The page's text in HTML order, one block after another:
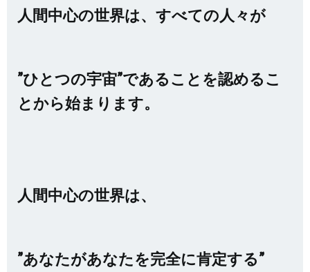
人間中心の世界は、すべての人々が
”ひとつの宇宙”であることを認めるこ
とから始まります。
人間中心の世界は、
”あなたがあなたを完全に肯定する”